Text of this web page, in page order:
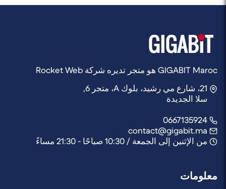
GIGABIT Maroc هو متجر تديره شركة Rocket Web
21، شارع مي رشيد، بلوك A، متجر 6,
سلا الجديدة
من الإثنين إلى الجمعة / 10:30 صباحًا - 21:30 مساءً
معلومات